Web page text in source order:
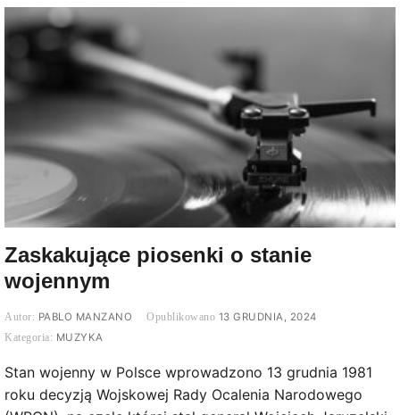
Zaskakujące piosenki o stanie
wojennym
PABLO MANZANO
13 GRUDNIA, 2024
MUZYKA
Stan wojenny w Polsce wprowadzono 13 grudnia 1981
roku decyzją Wojskowej Rady Ocalenia Narodowego